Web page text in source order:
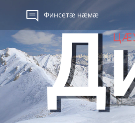
Финсетæ нæмæ